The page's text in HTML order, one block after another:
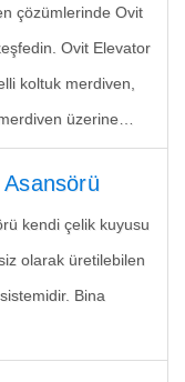
çözümlerinde Ovit
Ovit Elevator
koltuk merdiven,
üzerine…
Asansörü
kendi çelik kuyusu
olarak üretilebilen
Bina